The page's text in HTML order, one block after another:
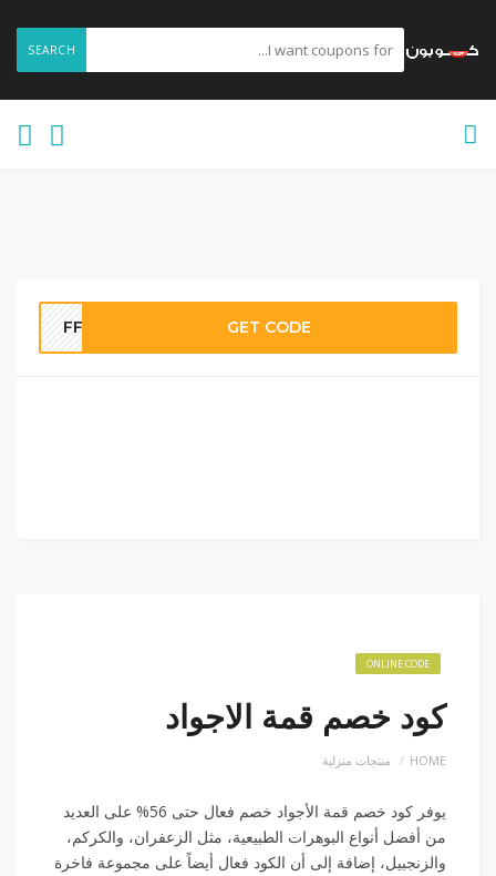
SEARCH
GET CODE
ONLINE CODE
كود خصم قمة الاجواد
HOME منتجات منزلية
يوفر كود خصم قمة الأجواد خصم فعال حتى 56% على العديد
من أفضل أنواع البوهرات الطبيعية، مثل الزعفران، والكركم،
والزنجبيل، إضافة إلى أن الكود فعال أيضاً على مجموعة فاخرة